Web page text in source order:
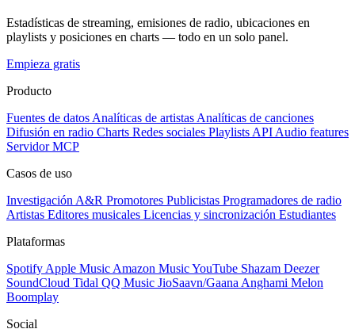
Estadísticas de streaming, emisiones de radio, ubicaciones en
playlists y posiciones en charts — todo en un solo panel.
Empieza gratis
Producto
Fuentes de datos Analíticas de artistas Analíticas de canciones
Difusión en radio Charts Redes sociales Playlists API Audio features
Servidor MCP
Casos de uso
Investigación A&R Promotores Publicistas Programadores de radio
Artistas Editores musicales Licencias y sincronización Estudiantes
Plataformas
Spotify Apple Music Amazon MusicYouTube Shazam Deezer
SoundCloud Tidal QQ Music JioSaavn/Gaana Anghami Melon
Boomplay
Social